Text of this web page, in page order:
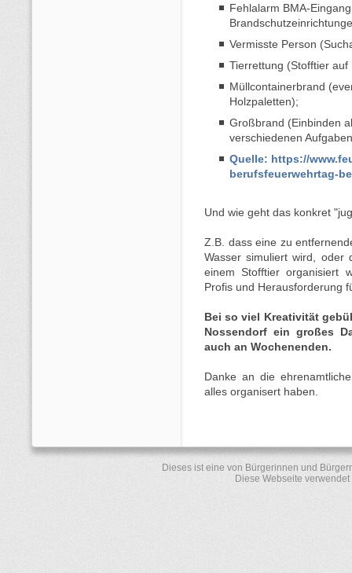
Fehlalarm BMA-
Vermisste Person
Tierrettung (Stofftier
Müllcontainerbrand
Holzpaletten);
Großbrand (Einbinden
verschiedenen
Quelle: https://
berufsfeuerwehrtag-
Und wie geht das konkret
Z.B. dass eine zu
Wasser simuliert wird, oder
einem Stofftier organisiert
Profis und Herausforderung
Bei so viel Kreativität
Nossendorf ein großes
auch an Wochenenden.
Danke an die
alles organisert haben.
Dieses ist eine von Bürgerinnen und
Diese Webseite